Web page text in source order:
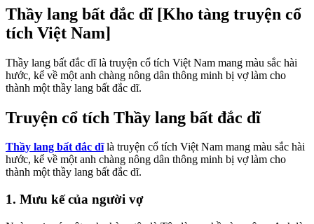
Thầy lang bất đắc dĩ [Kho tàng truyện cổ
tích Việt Nam]
Thầy lang bất đắc dĩ là truyện cổ tích Việt Nam mang màu sắc hài
hước, kể về một anh chàng nông dân thông minh bị vợ làm cho
thành một thầy lang bất đắc dĩ.
Truyện cổ tích Thầy lang bất đắc dĩ
Thầy lang bất đắc dĩlà truyện cổ tích Việt Nam mang màu sắc hài
hước, kể về một anh chàng nông dân thông minh bị vợ làm cho
thành một thầy lang bất đắc dĩ.
1. Mưu kế của người vợ